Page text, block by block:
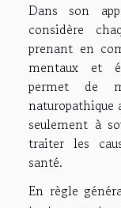
Dans son
considère
prenant en
mentaux et
permet de
naturopathique
seulement à
traiter les
santé.
En règle